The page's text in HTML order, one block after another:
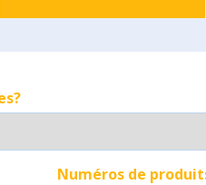
Numéros de